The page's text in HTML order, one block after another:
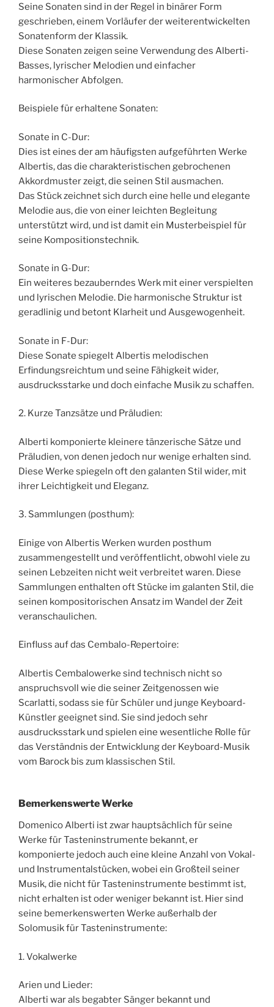
Seine Sonaten sind in der Regel in binärer Form
geschrieben, einem Vorläufer der weiterentwickelten
Sonatenform der Klassik.
Diese Sonaten zeigen seine Verwendung des Alberti-
Basses, lyrischer Melodien und einfacher
harmonischer Abfolgen.
Beispiele für erhaltene Sonaten:
Sonate in C-Dur:
Dies ist eines der am häufigsten aufgeführten Werke
Albertis, das die charakteristischen gebrochenen
Akkordmuster zeigt, die seinen Stil ausmachen.
Das Stück zeichnet sich durch eine helle und elegante
Melodie aus, die von einer leichten Begleitung
unterstützt wird, und ist damit ein Musterbeispiel für
seine Kompositionstechnik.
Sonate in G-Dur:
Ein weiteres bezauberndes Werk mit einer verspielten
und lyrischen Melodie. Die harmonische Struktur ist
geradlinig und betont Klarheit und Ausgewogenheit.
Sonate in F-Dur:
Diese Sonate spiegelt Albertis melodischen
Erfindungsreichtum und seine Fähigkeit wider,
ausdrucksstarke und doch einfache Musik zu schaffen.
2. Kurze Tanzsätze und Präludien:
Alberti komponierte kleinere tänzerische Sätze und
Präludien, von denen jedoch nur wenige erhalten sind.
Diese Werke spiegeln oft den galanten Stil wider, mit
ihrer Leichtigkeit und Eleganz.
3. Sammlungen (posthum):
Einige von Albertis Werken wurden posthum
zusammengestellt und veröffentlicht, obwohl viele zu
seinen Lebzeiten nicht weit verbreitet waren. Diese
Sammlungen enthalten oft Stücke im galanten Stil, die
seinen kompositorischen Ansatz im Wandel der Zeit
veranschaulichen.
Einfluss auf das Cembalo-Repertoire:
Albertis Cembalowerke sind technisch nicht so
anspruchsvoll wie die seiner Zeitgenossen wie
Scarlatti, sodass sie für Schüler und junge Keyboard-
Künstler geeignet sind. Sie sind jedoch sehr
ausdrucksstark und spielen eine wesentliche Rolle für
das Verständnis der Entwicklung der Keyboard-Musik
vom Barock bis zum klassischen Stil.
Bemerkenswerte Werke
Domenico Alberti ist zwar hauptsächlich für seine
Werke für Tasteninstrumente bekannt, er
komponierte jedoch auch eine kleine Anzahl von Vokal-
und Instrumentalstücken, wobei ein Großteil seiner
Musik, die nicht für Tasteninstrumente bestimmt ist,
nicht erhalten ist oder weniger bekannt ist. Hier sind
seine bemerkenswerten Werke außerhalb der
Solomusik für Tasteninstrumente:
1. Vokalwerke
Arien und Lieder:
Alberti war als begabter Sänger bekannt und